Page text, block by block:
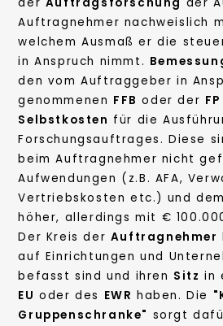
der Auftragsforschung der
Auftragnehmer nachweislich
welchem Ausmaß er die
in Anspruch nimmt.
den vom Auftraggeber in
genommenen FFB oder der FP
Selbstkosten für die
Forschungsauftrages. Diese
beim Auftragnehmer nicht
Aufwendungen (z.B. AFA,
Vertriebskosten etc.) und
höher, allerdings mit €
Der Kreis der Auftragnehmer
auf Einrichtungen und
befasst sind und ihren Sitz in
EU oder des EWR haben. Die
Gruppenschranke" sorgt